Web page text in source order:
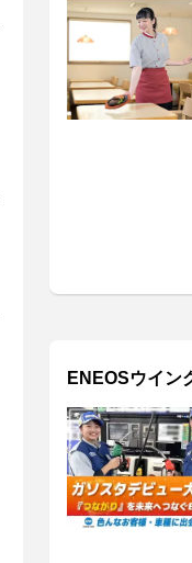
ENEOSウイン